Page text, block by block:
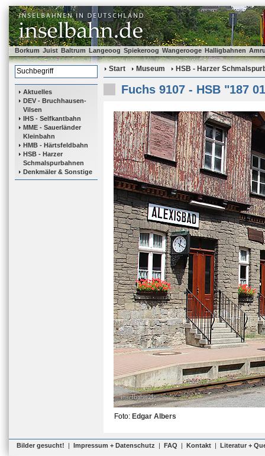
Borkum Juist Baltrum Langeoog Spiekeroog Wangerooge Halligbahnen
Aktuelles
DEV - Bruchhausen-
Vilsen
IHS - Selfkantbahn
MME - Sauerländer
Kleinbahn
HMB - Härtsfeldbahn
HSB - Harzer
Schmalspurbahnen
Denkmäler & Sonstige
Start Museum HSB - Harzer
Fuchs 9107 - HSB "187
Foto: Edgar Albers
Bilder gesucht! | Impressum + Datenschutz | FAQ | Kontakt | Literatur +